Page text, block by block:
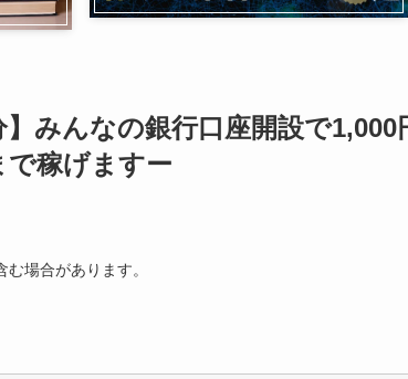
】みんなの銀行口座開設で
で稼げますー
場合があります。